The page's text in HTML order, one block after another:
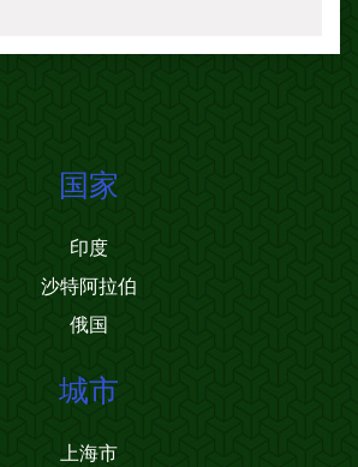
国家
印度
沙特阿拉伯
俄国
城市
上海市